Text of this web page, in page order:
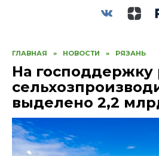
ГЛАВНАЯ » НОВОСТИ » РЯЗАНЬ
На господдержку
выделено 2,2